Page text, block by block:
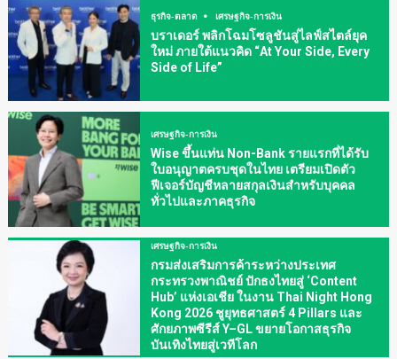
ธุรกิจ-ตลาด เศรษฐกิจ-การเงิน
บราเดอร์ พลิกโฉมโซลูชันสู่ไลฟ์สไตล์ยุค
ใหม่ ภายใต้แนวคิด “At Your Side, Every
Side of Life”
เศรษฐกิจ-การเงิน
Wise ขึ้นแท่น Non-Bank รายแรกที่ได้รับ
ใบอนุญาตครบชุดในไทย เตรียมเปิดตัว
ฟีเจอร์บัญชีหลายสกุลเงินสำหรับบุคคล
ทั่วไปและภาคธุรกิจ
เศรษฐกิจ-การเงิน
กรมส่งเสริมการค้าระหว่างประเทศ
กระทรวงพาณิชย์ ปักธงไทยสู่ ‘Content
Hub’ แห่งเอเชีย ในงาน Thai Night Hong
Kong 2026 ชูยุทธศาสตร์ 4 Pillars และ
ศักยภาพซีรีส์ Y–GL ขยายโอกาสธุรกิจ
บันเทิงไทยสู่เวทีโลก